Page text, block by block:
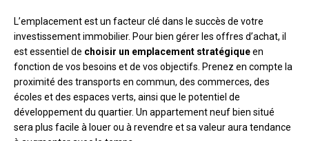
L’emplacement est un facteur clé dans le succès de votre
investissement immobilier. Pour bien gérer les offres d’achat, il
est essentiel de choisir un emplacement stratégiqueen
fonction de vos besoins et de vos objectifs. Prenez en compte la
proximité des transports en commun, des commerces, des
écoles et des espaces verts, ainsi que le potentiel de
développement du quartier. Un appartement neuf bien situé
sera plus facile à louer ou à revendre et sa valeur aura tendance